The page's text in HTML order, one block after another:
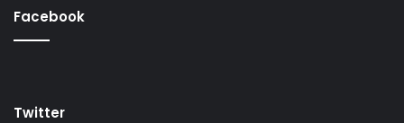
Facebook
Twitter